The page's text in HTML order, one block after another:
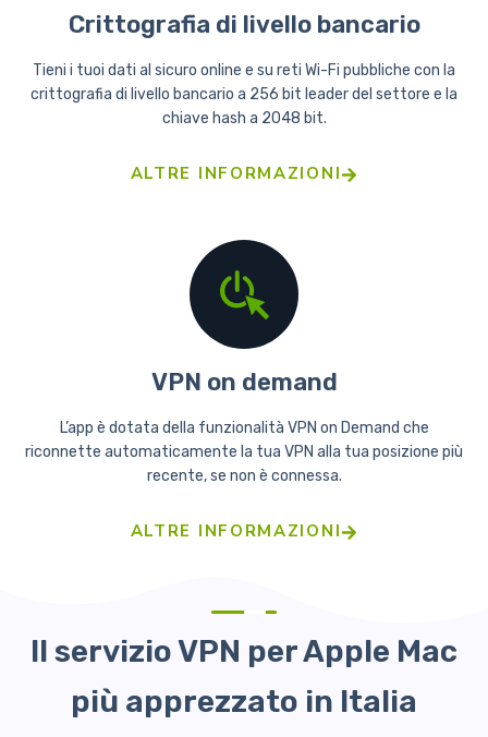
Crittografia di livello bancario
Tieni i tuoi dati al sicuro online e su reti Wi-Fi pubbliche con la
crittografia di livello bancario a 256 bit leader del settore e la
chiave hash a 2048 bit.
ALTRE INFORMAZIONI
VPN on demand
L’app è dotata della funzionalità VPN on Demand che
riconnette automaticamente la tua VPN alla tua posizione più
recente, se non è connessa.
ALTRE INFORMAZIONI
Il servizio VPN per Apple Mac
più apprezzato in Italia